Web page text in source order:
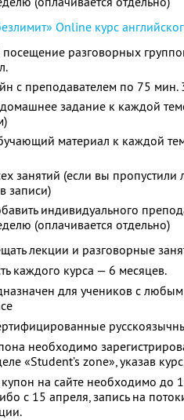
Online курс
разговорных
с преподавателем по 75 мин.
задание к каждой
материал к каждой
занятий (если вы
записи)
индивидуального
(оплачивается отдельно)
лекции и разговорные
каждого курса — 6 месяцев.
для учеников с
необходимо
«Student’s zone», указав
купон на сайте необходимо до
с 15 апреля, запись на